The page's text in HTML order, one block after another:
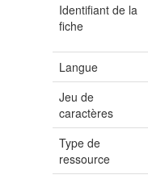
Identifiant de la
fiche
Langue
Jeu de
caractères
Type de
ressource